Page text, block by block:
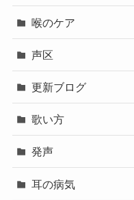
喉のケア
声区
更新ブログ
歌い方
発声
耳の病気